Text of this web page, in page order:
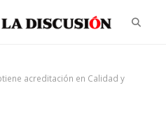
acreditación en Calidad y